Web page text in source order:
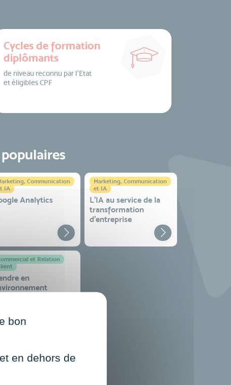
Cycles de formation
diplômants
de niveau reconnu par l’Etat
et éligibles CPF
Communication
IA
Analytics
Marketing, Communication
et IA
L'IA au service de la
transformation
d'entreprise
et Relation
en
bon
en dehors de